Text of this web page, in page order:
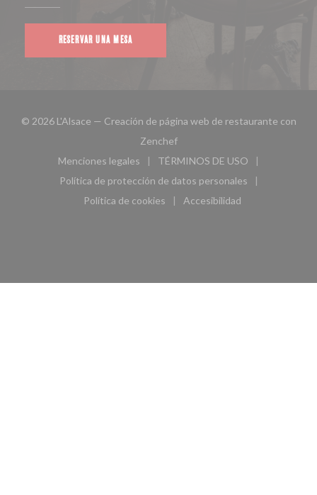
RESERVAR UNA MESA
© 2026 L'Alsace — Creación de página web de restaurante con
Zenchef((abre en una nueva ventana))
Menciones legales
((abre en una nueva ventana))
TÉRMINOS DE USO
((abre en una nueva
Política de protección de datos personales
((abre en una nueva ventana))
Política de cookies
((abre en una nueva ventana))
Accesibilidad